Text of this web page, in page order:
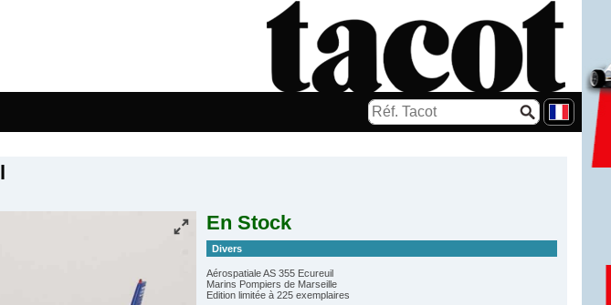
En Stock
Divers
Aérospatiale AS 355 Ecureuil
Marins Pompiers de Marseille
Edition limitée à 225 exemplaires